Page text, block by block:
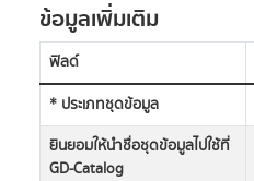
ข้อมูลเพิ่มเติม
ฟิลด์
* ประเภทชุดข้อมูล
ยินยอมให้นำชื่อชุดข้อมูลไปใช้ที่
GD-Catalog